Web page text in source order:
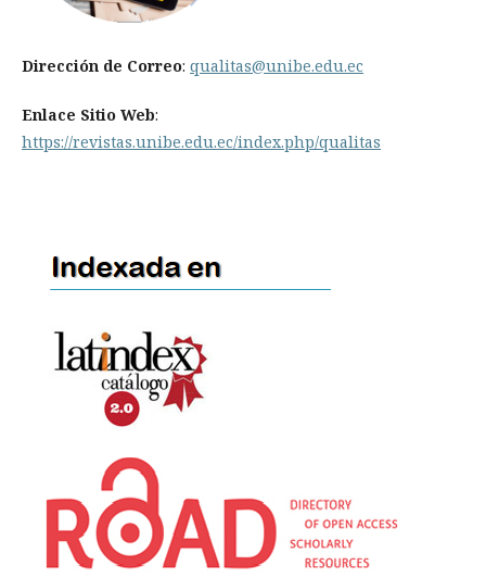
Dirección de Correo: qualitas@unibe.edu.ec
Enlace Sitio Web:
https://revistas.unibe.edu.ec/index.php/qualitas